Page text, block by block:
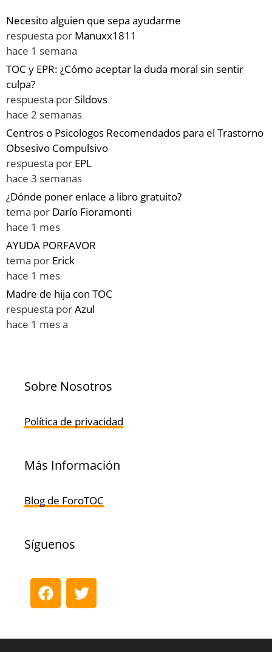
Necesito alguien que sepa ayudarme
respuesta por Manuxx1811
hace 1 semana
TOC y EPR: ¿Cómo aceptar la duda moral sin sentir
culpa?
respuesta porSildovs
hace 2 semanas
Centros o Psicologos Recomendados para el Trastorno
Obsesivo Compulsivo
respuesta por EPL
hace 3 semanas
¿Dónde poner enlace a libro gratuito?
tema por Darío Fioramonti
hace 1 mes
AYUDA PORFAVOR
tema por Erick
hace 1 mes
Madre de hija con TOC
respuesta porAzul
hace 1 mes a
Sobre Nosotros
Política de privacidad
Más Información
Blog de ForoTOC
Síguenos